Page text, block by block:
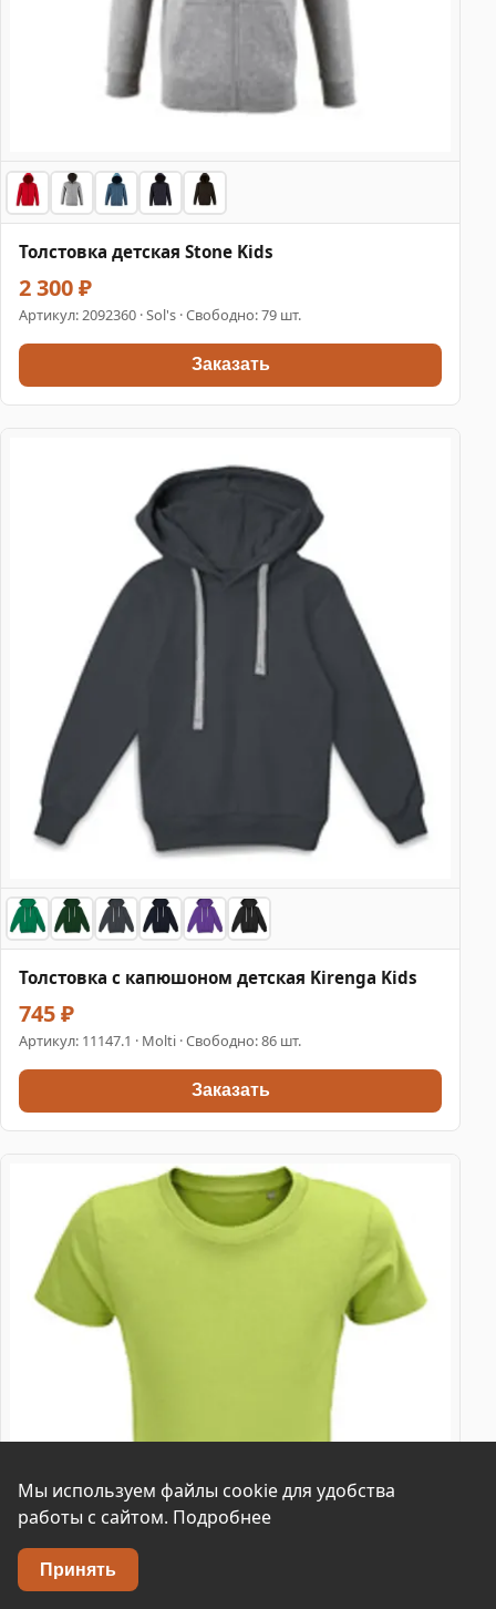
Толстовка детская Stone Kids
2 300 ₽
Артикул:2092360 · Sol's · Свободно: 79 шт.
Заказать
Толстовка с капюшоном детская Kirenga Kids
745 ₽
Артикул: 11147.1 · Molti · Свободно: 86 шт.
Заказать
Мы используем файлы cookie для удобства
работы с сайтом. Подробнее
Принять